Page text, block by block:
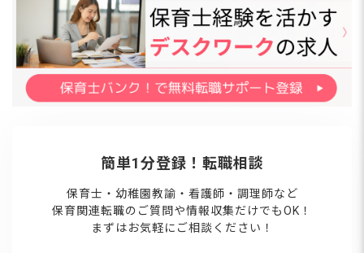
簡単1分登録！転職相談
保育士・幼稚園教諭・看護師・調理師など
保育関連転職のご質問や情報収集だけでもOK！
まずはお気軽にご相談ください！